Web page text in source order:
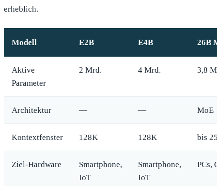
erheblich.
Modell E2B E4B 26B
Aktive
Parameter
2 Mrd. 4 Mrd. 3,8
Architektur — — MoE
Kontextfenster 128K 128K bis
Ziel-Hardware
Smartphone,
IoT
Smartphone,
IoT
PCs,